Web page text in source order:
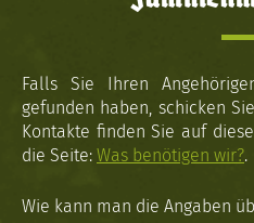
Falls Sie Ihren
gefunden haben, schicken
Kontakte finden Sie auf
die Seite: Was benötigen wir?.
Wie kann man die Angaben